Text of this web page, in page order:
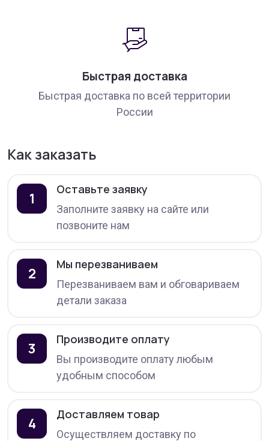
Быстрая доставка
Быстрая доставка по всей территории
России
Как заказать
1
Оставьте заявку
Заполните заявку на сайте или
позвоните нам
2
Мы перезваниваем
Перезваниваем вам и обговариваем
детали заказа
3
Производите оплату
Вы производите оплату любым
удобным способом
4
Доставляем товар
Осуществляем доставку по